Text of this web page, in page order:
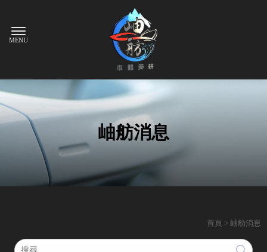
岫舫消息
首頁 > 岫舫消息